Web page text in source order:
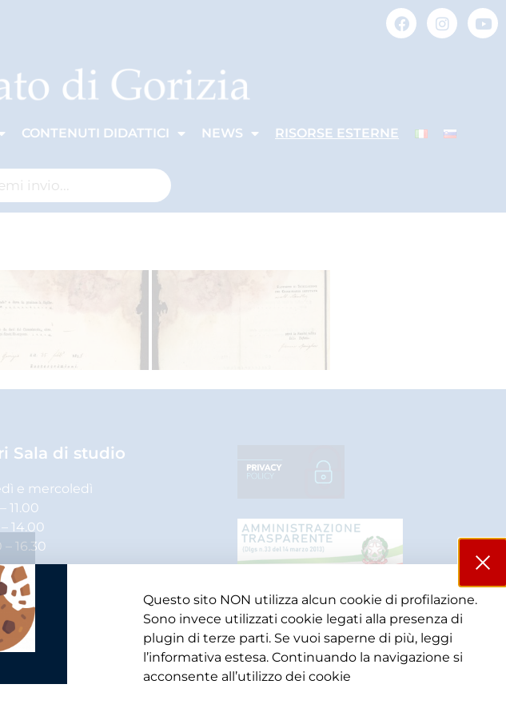
CONTENUTI DIDATTICI NEWS RISORSE ESTERNE
Sala di studio
e mercoledì
11.00
14.00
– 16.30
giovedì e venerdì
11.00
– 14.00
Questo sito NON utilizza alcun cookie di profilazione.
Sono invece utilizzati cookie legati alla presenza di
plugin di terze parti. Se vuoi saperne di più, leggi
l’informativa estesa. Continuando la navigazione si
acconsente all’utilizzo dei cookie​